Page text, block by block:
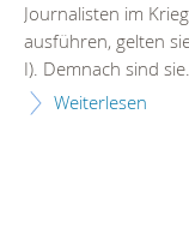
Journalisten im
ausführen, gelten
I). Demnach sind
Weiterlesen